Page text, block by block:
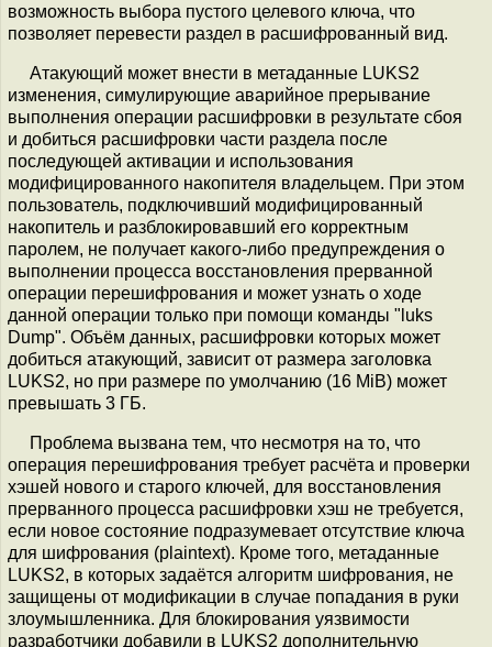
возможность выбора пустого целевого ключа, что
позволяет перевести раздел в расшифрованный вид.
Атакующий может внести в метаданные LUKS2
изменения, симулирующие аварийное прерывание
выполнения операции расшифровки в результате сбоя
и добиться расшифровки части раздела после
последующей активации и использования
модифицированного накопителя владельцем. При этом
пользователь, подключивший модифицированный
накопитель и разблокировавший его корректным
паролем, не получает какого-либо предупреждения о
выполнении процесса восстановления прерванной
операции перешифрования и может узнать о ходе
данной операции только при помощи команды "luks
Dump". Объём данных, расшифровки которых может
добиться атакующий, зависит от размера заголовка
LUKS2, но при размере по умолчанию (16 MiB) может
превышать 3 ГБ.
Проблема вызвана тем, что несмотря на то, что
операция перешифрования требует расчёта и проверки
хэшей нового и старого ключей, для восстановления
прерванного процесса расшифровки хэш не требуется,
если новое состояние подразумевает отсутствие ключа
для шифрования (plaintext). Кроме того, метаданные
LUKS2, в которых задаётся алгоритм шифрования, не
защищены от модификации в случае попадания в руки
злоумышленника. Для блокирования уязвимости
разработчики добавили в LUKS2 дополнительную